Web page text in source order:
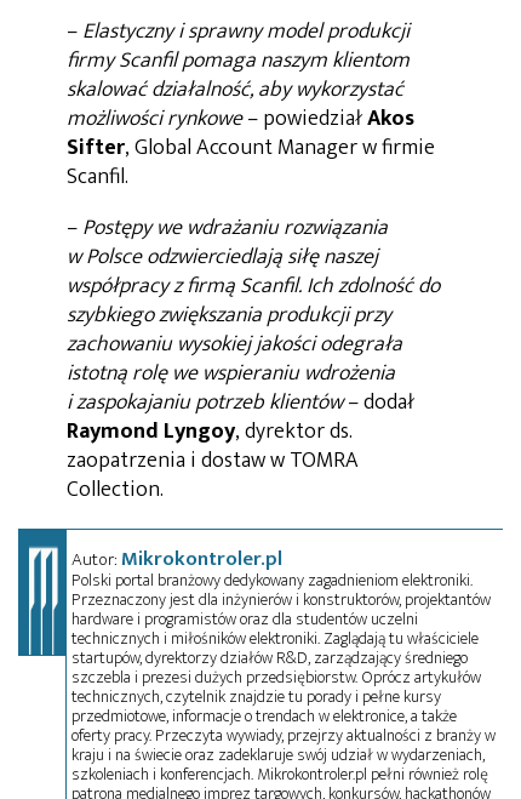
–Elastyczny i sprawny model produkcji
firmy Scanfil pomaga naszym klientom
skalować działalność, aby wykorzystać
możliwości rynkowe– powiedziałAkos
Sifter, Global Account Manager w firmie
Scanfil.
–Postępy we wdrażaniu rozwiązania
w Polsce odzwierciedlają siłę naszej
współpracy z firmą Scanfil. Ich zdolność do
szybkiego zwiększania produkcji przy
zachowaniu wysokiej jakości odegrała
istotną rolę we wspieraniu wdrożenia
i zaspokajaniu potrzeb klientów– dodał
Raymond Lyngoy, dyrektor ds.
zaopatrzenia i dostaw w TOMRA
Collection.
Autor:Mikrokontroler.pl
Polski portal branżowy dedykowany zagadnieniom elektroniki.
Przeznaczony jest dla inżynierów i konstruktorów, projektantów
hardware i programistów oraz dla studentów uczelni
technicznych i miłośników elektroniki. Zaglądają tu właściciele
startupów, dyrektorzy działów R&D, zarządzający średniego
szczebla i prezesi dużych przedsiębiorstw. Oprócz artykułów
technicznych, czytelnik znajdzie tu porady i pełne kursy
przedmiotowe, informacje o trendach w elektronice, a także
oferty pracy. Przeczyta wywiady, przejrzy aktualności z branży w
kraju i na świecie oraz zadeklaruje swój udział w wydarzeniach,
szkoleniach i konferencjach. Mikrokontroler.pl pełni również rolę
patrona medialnego imprez targowych, konkursów, hackathonów